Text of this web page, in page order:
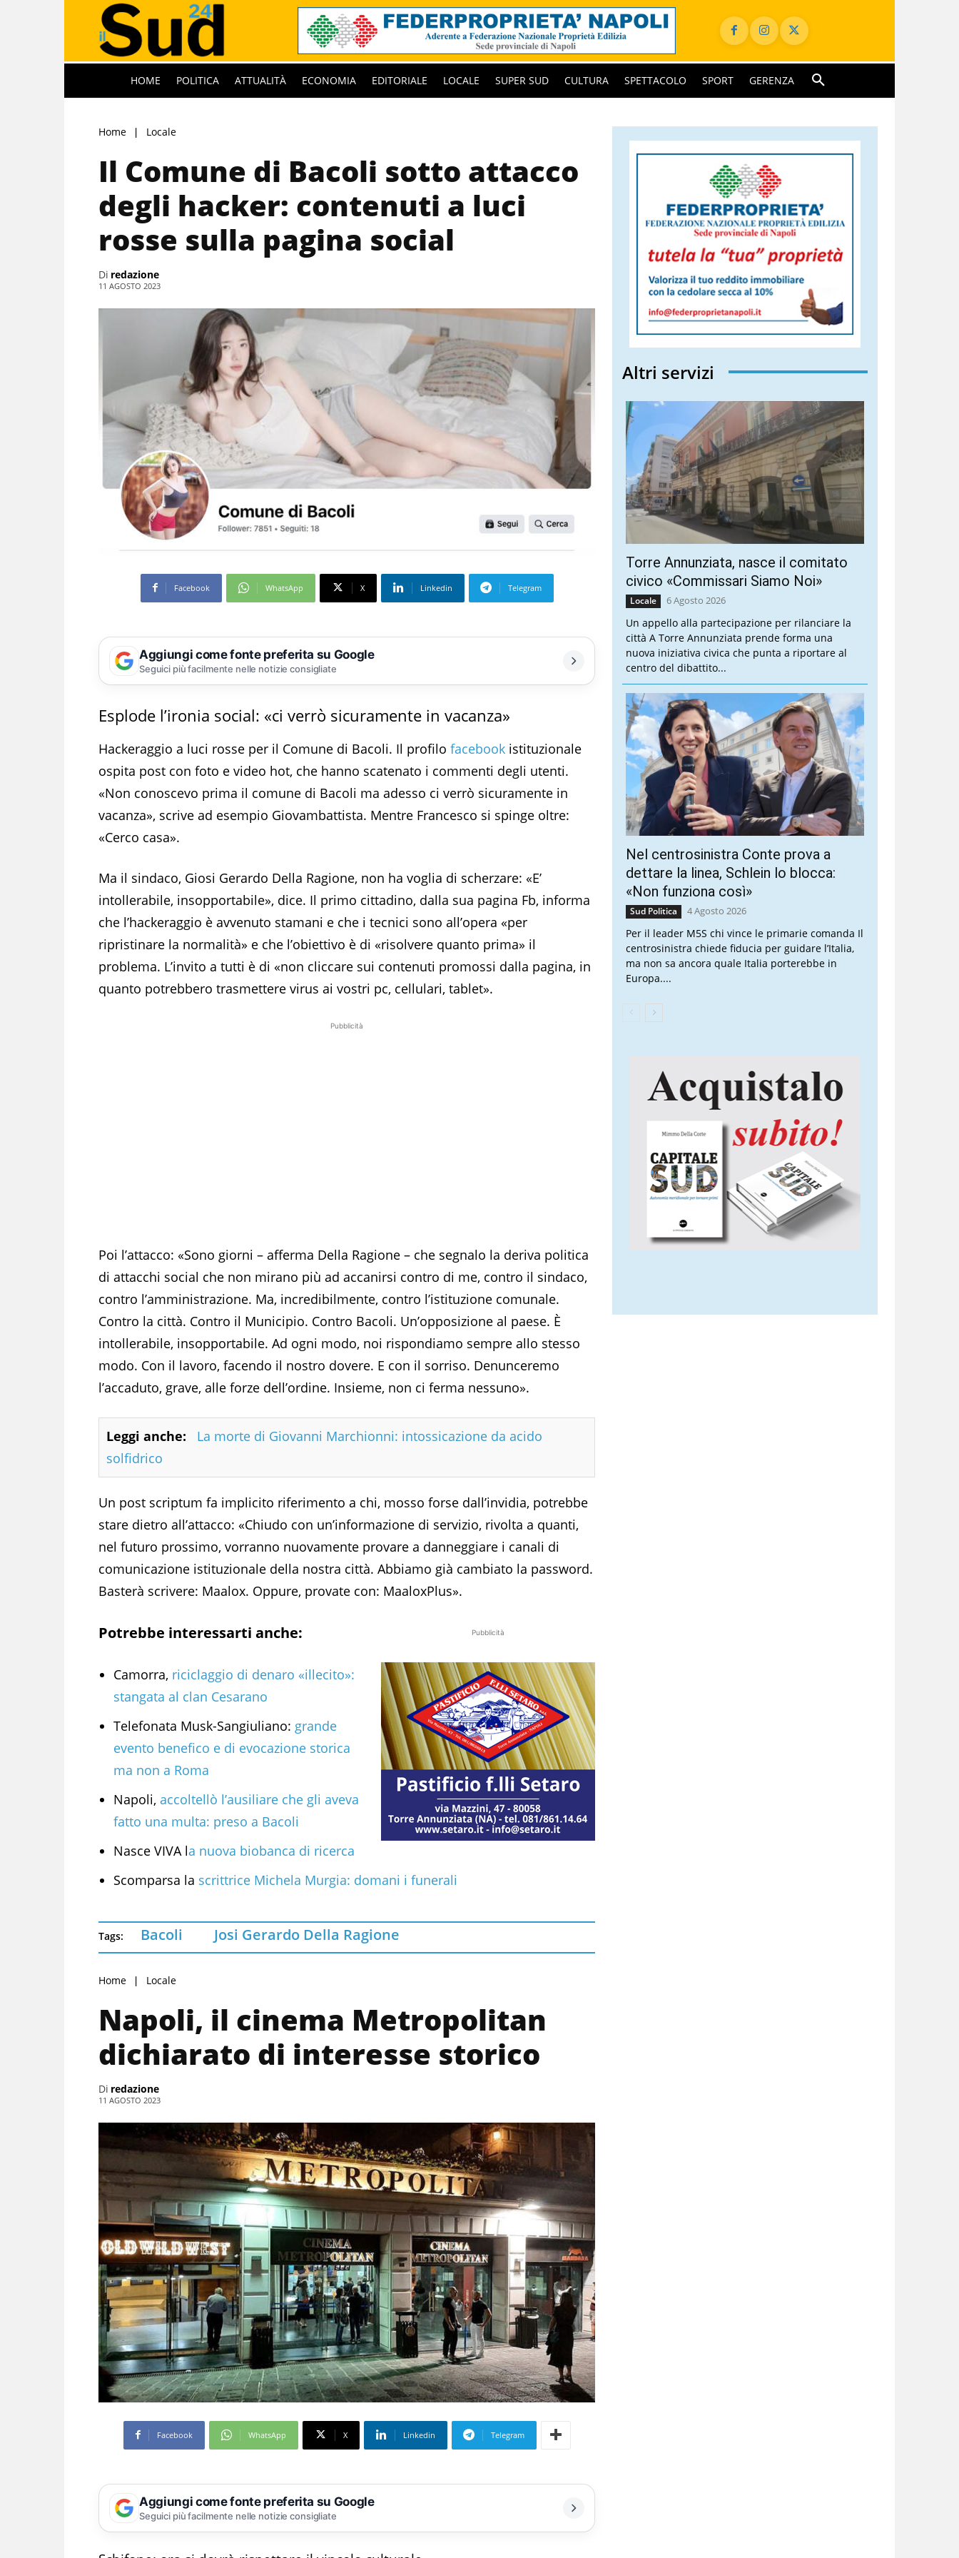
HOME POLITICA ATTUALITÀ ECONOMIA EDITORIALE LOCALE SUPER SUD CULTURA SPETTACOLO SPORT GERENZA
Home Locale
Il Comune di Bacoli sotto attacco
degli hacker: contenuti a luci
rosse sulla pagina social
Di redazione
11 AGOSTO 2023
Facebook WhatsApp X Linkedin Telegram
Aggiungi come fonte preferita su Google
Seguici più facilmente nelle notizie consigliate
Esplode l’ironia social: «ci verrò sicuramente in vacanza»
Hackeraggio a luci rosse per il Comune di Bacoli. Il profilo facebook istituzionale
ospita post con foto e video hot, che hanno scatenato i commenti degli utenti.
«Non conoscevo prima il comune di Bacoli ma adesso ci verrò sicuramente in
vacanza», scrive ad esempio Giovambattista. Mentre Francesco si spinge oltre:
«Cerco casa».
Ma il sindaco, Giosi Gerardo Della Ragione, non ha voglia di scherzare: «E’
intollerabile, insopportabile», dice. Il primo cittadino, dalla sua pagina Fb, informa
che l’hackeraggio è avvenuto stamani e che i tecnici sono all’opera «per
ripristinare la normalità» e che l’obiettivo è di «risolvere quanto prima» il
problema. L’invito a tutti è di «non cliccare sui contenuti promossi dalla pagina, in
quanto potrebbero trasmettere virus ai vostri pc, cellulari, tablet».
Pubblicità
Poi l’attacco: «Sono giorni – afferma Della Ragione – che segnalo la deriva politica
di attacchi social che non mirano più ad accanirsi contro di me, contro il sindaco,
contro l’amministrazione. Ma, incredibilmente, contro l’istituzione comunale.
Contro la città. Contro il Municipio. Contro Bacoli. Un’opposizione al paese. È
intollerabile, insopportabile. Ad ogni modo, noi rispondiamo sempre allo stesso
modo. Con il lavoro, facendo il nostro dovere. E con il sorriso. Denunceremo
l’accaduto, grave, alle forze dell’ordine. Insieme, non ci ferma nessuno».
Leggi anche:
La morte di Giovanni Marchionni: intossicazione da acido
solfidrico
Un post scriptum fa implicito riferimento a chi, mosso forse dall’invidia, potrebbe
stare dietro all’attacco: «Chiudo con un’informazione di servizio, rivolta a quanti,
nel futuro prossimo, vorranno nuovamente provare a danneggiare i canali di
comunicazione istituzionale della nostra città. Abbiamo già cambiato la password.
Basterà scrivere: Maalox. Oppure, provate con: MaaloxPlus».
Pubblicità
Potrebbe interessarti anche:
Camorra, riciclaggio di denaro «illecito»:
stangata al clan Cesarano
Telefonata Musk-Sangiuliano: grande
evento benefico e di evocazione storica
ma non a Roma
Napoli, accoltellò l’ausiliare che gli aveva
fatto una multa: preso a Bacoli
Nasce VIVA la nuova biobanca di ricerca
Scomparsa la scrittrice Michela Murgia: domani i funerali
Tags: Bacoli Josi Gerardo Della Ragione
Home Locale
Napoli, il cinema Metropolitan
dichiarato di interesse storico
Di redazione
11 AGOSTO 2023
Facebook WhatsApp X Linkedin Telegram
Aggiungi come fonte preferita su Google
Seguici più facilmente nelle notizie consigliate
Altri servizi
Torre Annunziata, nasce il comitato
civico «Commissari Siamo Noi»
Locale 6 Agosto 2026
Un appello alla partecipazione per rilanciare la
città A Torre Annunziata prende forma una
nuova iniziativa civica che punta a riportare al
centro del dibattito...
Nel centrosinistra Conte prova a
dettare la linea, Schlein lo blocca:
«Non funziona così»
Sud Politica 4 Agosto 2026
Per il leader M5S chi vince le primarie comanda Il
centrosinistra chiede fiducia per guidare l’Italia,
ma non sa ancora quale Italia porterebbe in
Europa....